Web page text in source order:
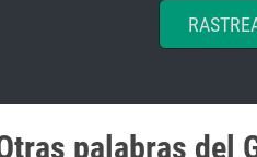
palabras del